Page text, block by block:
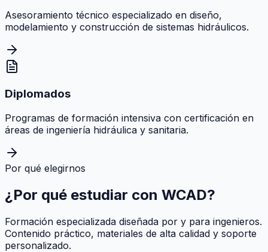
Asesoramiento técnico especializado en diseño,
modelamiento y construcción de sistemas hidráulicos.
Diplomados
Programas de formación intensiva con certificación en
áreas de ingeniería hidráulica y sanitaria.
Por qué elegirnos
¿Por qué estudiar con WCAD?
Formación especializada diseñada por y para ingenieros.
Contenido práctico, materiales de alta calidad y soporte
personalizado.